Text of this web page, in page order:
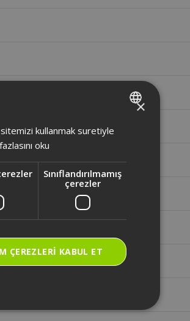
arasındaki fark nedir?
TURKISH
×
kullanmak suretiyle
oku
Sınıflandırılmamış
çerezler
ÇEREZLERI KABUL ET